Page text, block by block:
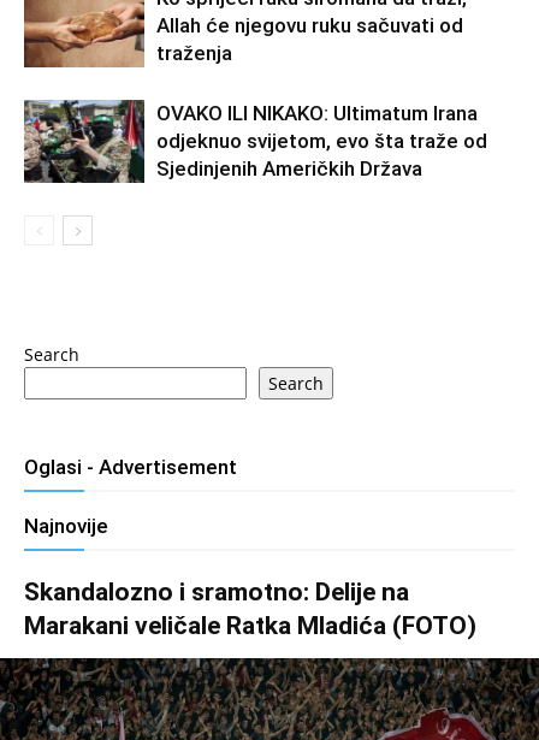
Allah će njegovu ruku sačuvati od
traženja
OVAKO ILI NIKAKO: Ultimatum Irana
odjeknuo svijetom, evo šta traže od
Sjedinjenih Američkih Država
Search
Search
Oglasi - Advertisement
Najnovije
Skandalozno i sramotno: Delije na
Marakani veličale Ratka Mladića (FOTO)